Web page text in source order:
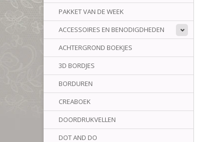
PAKKET VAN DE WEEK
ACCESSOIRES EN BENODIGDHEDEN
ACHTERGROND BOEKJES
3D BORDJES
BORDUREN
CREABOEK
DOORDRUKVELLEN
DOT AND DO